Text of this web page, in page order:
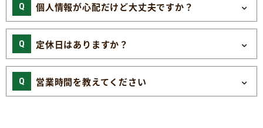
個人情報が心配だけど大丈夫ですか？
定休日はありますか？
営業時間を教えてください